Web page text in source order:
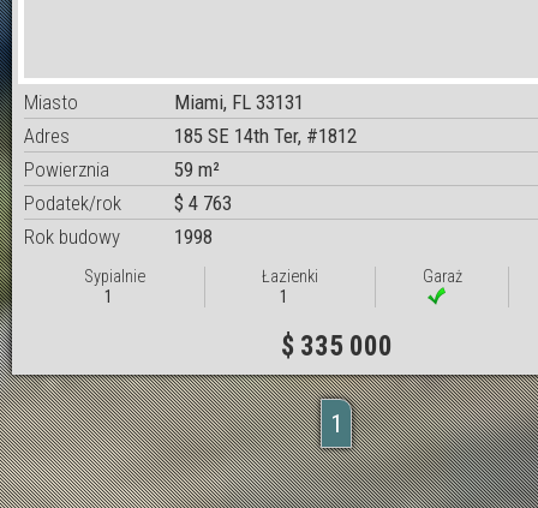
Miasto
Miami, FL 33131
Adres
185 SE 14th Ter, #1812
Powierznia
59 m²
Podatek/rok
$ 4 763
Rok budowy
1998
Sypialnie
1
Łazienki
1
Garaż
$ 335 000
1